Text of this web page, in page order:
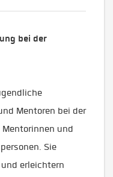
bei der
Mentoren bei der
und
Sie
erleichtern